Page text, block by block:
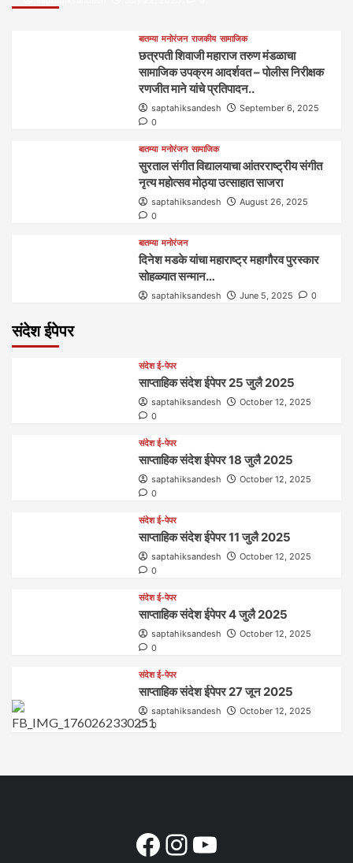
बातम्या मनोरंजन राजकीय सामाजिक
छत्रपती शिवाजी महाराज तरुण मंडळाचा
सामाजिक उपक्रम आदर्शवत – पोलीस निरीक्षक
रणजीत माने यांचे प्रतिपादन..
saptahiksandesh
September 6, 2025
0
बातम्या मनोरंजन सामाजिक
सुरताल संगीत विद्यालयाचा आंतरराष्ट्रीय संगीत
नृत्य महोत्सव मोठ्या उत्साहात साजरा
saptahiksandesh
August 26, 2025
0
बातम्या मनोरंजन
दिनेश मडके यांचा महाराष्ट्र महागौरव‌ पुरस्कार‌‌‌
सोहळ्यात सन्मान…
saptahiksandesh June 5, 2025 0
संदेश ईपेपर
संदेश ई-पेपर
साप्ताहिक संदेश ईपेपर 25 जुलै 2025
saptahiksandesh
October 12, 2025
0
संदेश ई-पेपर
साप्ताहिक संदेश ईपेपर 18 जुलै 2025
saptahiksandesh
October 12, 2025
0
संदेश ई-पेपर
साप्ताहिक संदेश ईपेपर 11 जुलै 2025
saptahiksandesh
October 12, 2025
0
संदेश ई-पेपर
साप्ताहिक संदेश ईपेपर 4 जुलै 2025
saptahiksandesh
October 12, 2025
0
संदेश ई-पेपर
साप्ताहिक संदेश ईपेपर 27 जून 2025
saptahiksandesh
October 12, 2025
0
Facebook
Instagram
YouTube